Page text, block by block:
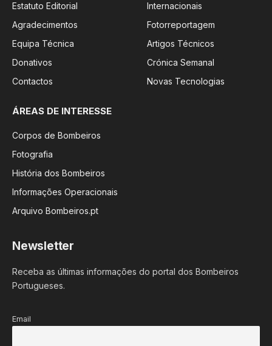
Estatuto Editorial
Agradecimentos
Equipa Técnica
Donativos
Contactos
Internacionais
Fotorreportagem
Artigos Técnicos
Crónica Semanal
Novas Tecnologias
ÁREAS DE INTERESSE
Corpos de Bombeiros
Fotografia
História dos Bombeiros
Informações Operacionais
Arquivo Bombeiros.pt
Newsletter
Receba as últimas informações do portal dos Bombeiros
Portugueses.
Email